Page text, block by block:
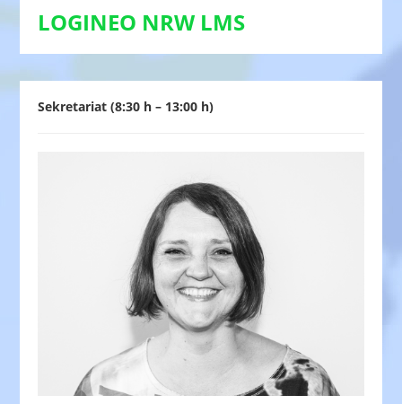
LOGINEO NRW LMS
Sekretariat (8:30 h – 13:00 h)